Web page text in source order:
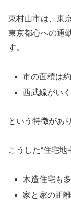
東村山市は、東
東京都心への通
す。
市の面積は
西武線がい
という特徴があ
こうした“住宅地
木造住宅も
家と家の距